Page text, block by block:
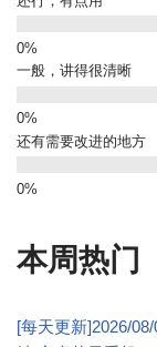
一般，讲得很清晰
还有需要改进的地方
本周热门
[每天更新]2026/